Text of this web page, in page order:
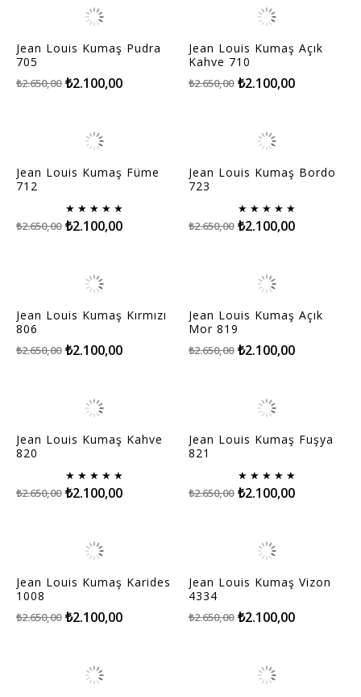
Jean Louis Kumaş Pudra
705
₺2.100,00
₺2.650,00
Jean Louis Kumaş Açık
Kahve 710
₺2.100,00
₺2.650,00
Jean Louis Kumaş Füme
712
★ ★ ★ ★ ★
₺2.100,00
₺2.650,00
Jean Louis Kumaş Bordo
723
★ ★ ★ ★ ★
₺2.100,00
₺2.650,00
Jean Louis Kumaş Kırmızı
806
₺2.100,00
₺2.650,00
Jean Louis Kumaş Açık
Mor 819
₺2.100,00
₺2.650,00
Jean Louis Kumaş Kahve
820
★ ★ ★ ★ ★
₺2.100,00
₺2.650,00
Jean Louis Kumaş Fuşya
821
★ ★ ★ ★ ★
₺2.100,00
₺2.650,00
Jean Louis Kumaş Karides
1008
₺2.100,00
₺2.650,00
Jean Louis Kumaş Vizon
4334
₺2.100,00
₺2.650,00